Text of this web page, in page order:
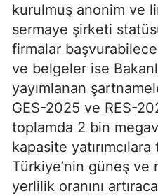
kurulmuş anonim ve
sermaye şirketi
firmalar
ve belgeler ise
yayımlanan
GES-2025 ve RES-
toplamda 2 bin
kapasite
Türkiye’nin güneş ve
yerlilik oranını